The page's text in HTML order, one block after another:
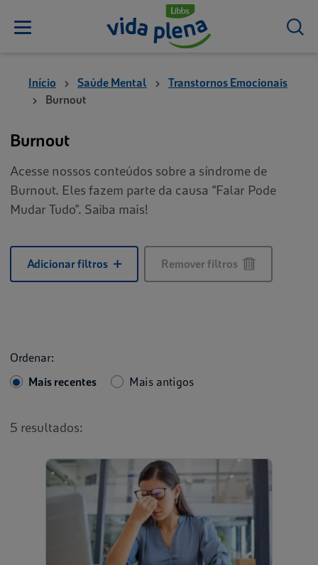
Início Saúde Mental
Transtornos Emocionais
Burnout
Burnout
Acesse nossos conteúdos sobre a síndrome de
Burnout. Eles fazem parte da causa “Falar Pode
Mudar Tudo”. Saiba mais!
Adicionar filtros Remover filtros
Ordenar:
Mais recentes
Mais antigos
5 resultados: